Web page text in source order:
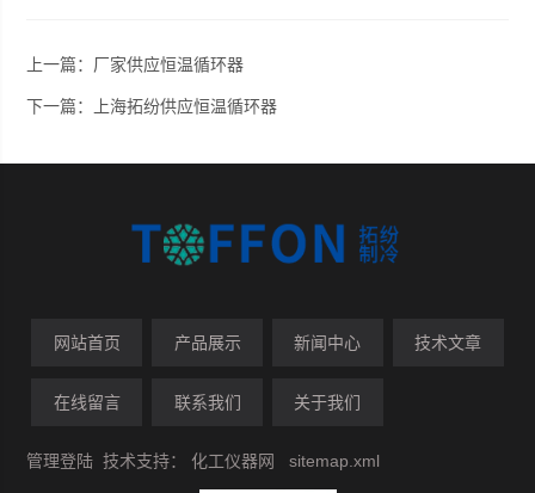
上一篇： 厂家供应恒温循环器
下一篇： 上海拓纷供应恒温循环器
网站首页 产品展示 新闻中心 技术文章
在线留言 联系我们 关于我们
管理登陆 技术支持：化工仪器网 sitemap.xml